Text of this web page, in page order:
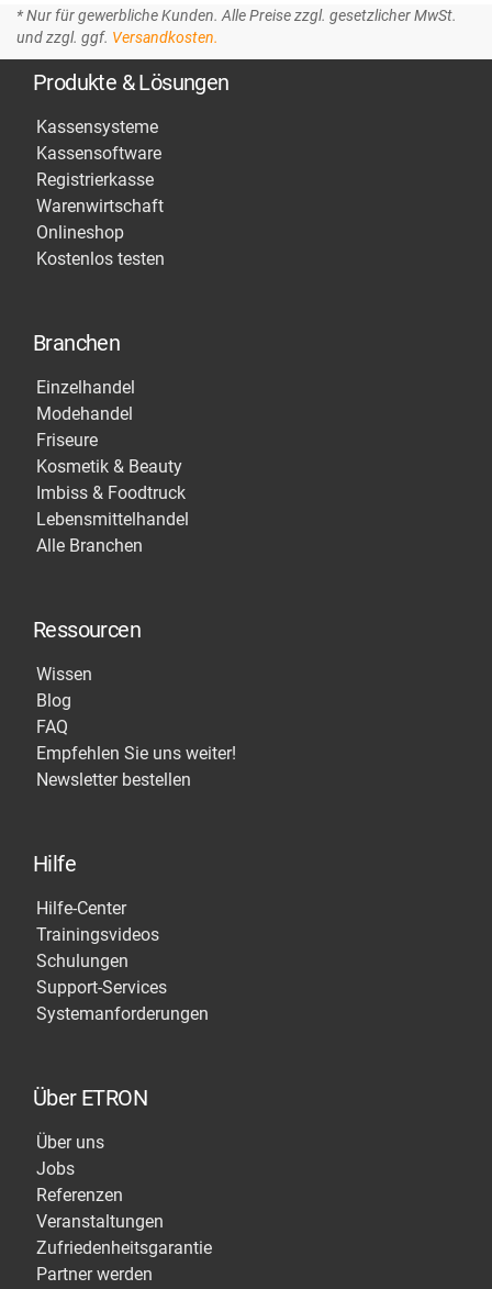
* Nur für gewerbliche Kunden. Alle Preise zzgl. gesetzlicher MwSt.
und zzgl. ggf. Versandkosten.
Produkte & Lösungen
Kassensysteme
Kassensoftware
Registrierkasse
Warenwirtschaft
Onlineshop
Kostenlos testen
Branchen
Einzelhandel
Modehandel
Friseure
Kosmetik & Beauty
Imbiss & Foodtruck
Lebensmittelhandel
Alle Branchen
Ressourcen
Wissen
Blog
FAQ
Empfehlen Sie uns weiter!
Newsletter bestellen
Hilfe
Hilfe-Center
Trainingsvideos
Schulungen
Support-Services
Systemanforderungen
Über ETRON
Über uns
Jobs
Referenzen
Veranstaltungen
Zufriedenheitsgarantie
Partner werden